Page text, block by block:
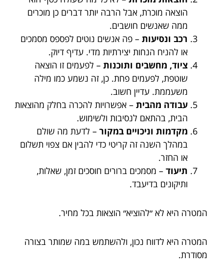
הוצאה מוכרת, אבל הרבה יותר דברים כן מוכרים
ממה שאנשים חושבים.
רכב ונסיעות – פה אנשים נוטים לפספס מסמכים
או להניח הנחות יצירתיות מדי. עדיף דיוק.
ציוד, מחשבים ותוכנות – לפעמים זו הוצאה
שוטפת, לפעמים פחת. כן, זה נשמע כמו מילה
משעממת. עדיין חשוב.
עבודה מהבית – אפשרויות להכרה בחלק מהוצאות
הבית, בהתאם לנסיבות ולשימוש.
מקדמות וניכויים במקור – לדעת מה שולם
במהלך השנה זה קריטי כדי להבין אם צפוי תשלום
או החזר.
תיעוד – מסמכים ברורים חוסכים זמן, שאלות,
ותיקונים בדיעבד.
המטרה היא לא ״להוציא״ הוצאות בכל מחיר.
המטרה היא לדווח נכון, ולהשתמש במה שמותר בצורה
מסודרת.